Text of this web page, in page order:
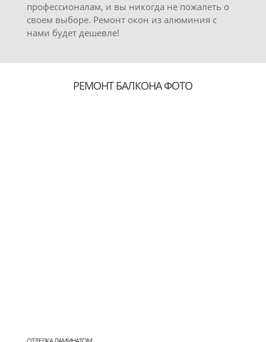
профессионалам, и вы никогда не пожалеть о
своем выборе. Ремонт окон из алюминия с
нами будет дешевле!
РЕМОНТ БАЛКОНА ФОТО